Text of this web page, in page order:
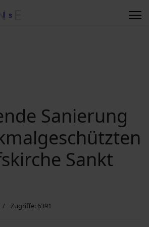
2020
Sanierung
Sankt
Zugriffe: 6391